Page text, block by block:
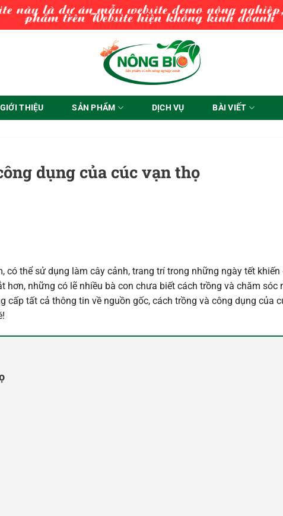
GIỚI THIỆU SẢN PHẨM DỊCH VỤ BÀI VIẾT
dụng của cúc vạn thọ
có thể sử dụng làm cây cảnh, trang trí trong những ngày tết khiến
hơn, những có lẽ nhiều bà con chưa biết cách trồng và chăm sóc
cấp tất cả thông tin về nguồn gốc, cách trồng và công dụng của